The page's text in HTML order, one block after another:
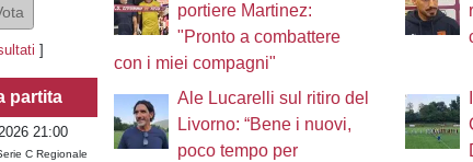
]
partita
21:00
C Regionale
portiere Martinez:
"Pronto a combattere
con i miei compagni"
Ale Lucarelli sul ritiro del
Livorno: “Bene i nuovi,
poco tempo per